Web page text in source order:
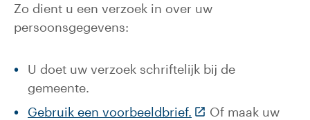
Zo dient u een verzoek in over uw
persoonsgegevens:
U doet uw verzoek schriftelijk bij de
gemeente.
Gebruik een voorbeeldbrief. (Deze link gaat
Of maak uw